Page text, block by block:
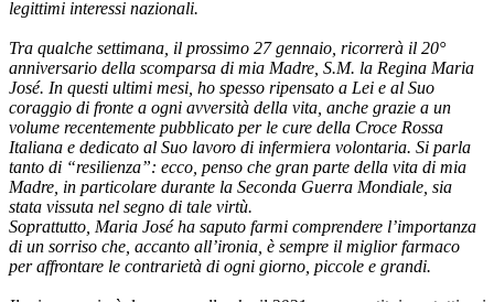
legittimi interessi nazionali.
Tra qualche settimana, il prossimo 27 gennaio, ricorrerà il 20°
anniversario della scomparsa di mia Madre, S.M. la Regina Maria
José. In questi ultimi mesi, ho spesso ripensato a Lei e al Suo
coraggio di fronte a ogni avversità della vita, anche grazie a un
volume recentemente pubblicato per le cure della Croce Rossa
Italiana e dedicato al Suo lavoro di infermiera volontaria. Si parla
tanto di “resilienza”: ecco, penso che gran parte della vita di mia
Madre, in particolare durante la Seconda Guerra Mondiale, sia
stata vissuta nel segno di tale virtù.
Soprattutto, Maria José ha saputo farmi comprendere l’importanza
di un sorriso che, accanto all’ironia, è sempre il miglior farmaco
per affrontare le contrarietà di ogni giorno, piccole e grandi.